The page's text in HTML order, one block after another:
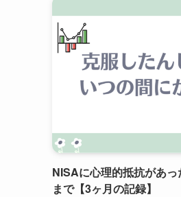
NISAに心理的抵抗があ
まで【3ヶ月の記録】